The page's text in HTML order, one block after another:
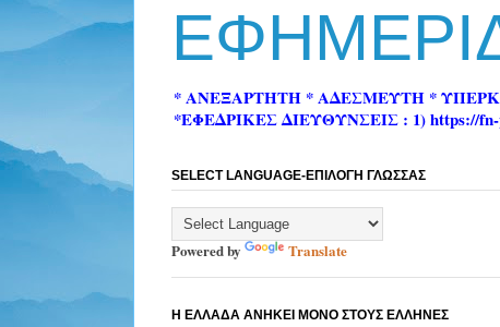
* ΑΝΕΞΑΡΤΗΤΗ * ΑΔΕΣΜΕΥΤΗ *
*ΕΦΕΔΡΙΚΕΣ ΔΙΕΥΘΥΝΣΕΙΣ : 1) https://fn-
SELECT LANGUAGE-ΕΠΙΛΟΓΗ ΓΛΩΣΣΑΣ
Powered by Translate
Η ΕΛΛΑΔΑ ΑΝΗΚΕΙ ΜΟΝΟ ΣΤΟΥΣ ΕΛΛΗΝΕΣ